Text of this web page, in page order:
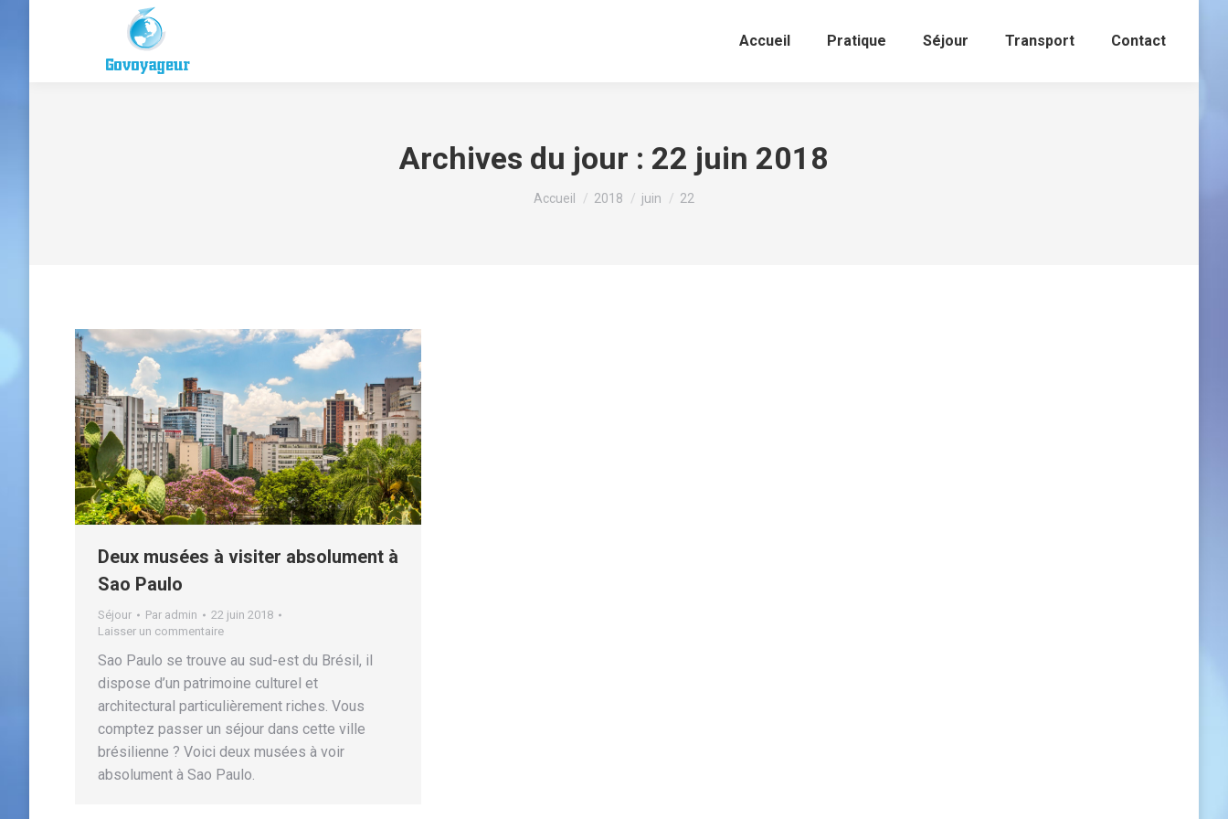
Accueil Pratique Séjour Transport Contact
Archives du jour : 22 juin 2018
Vous êtes ici :
Accueil 2018 juin 22
Deux musées à visiter absolument à
Sao Paulo
Séjour Par admin
22 juin 2018
Laisser un commentaire
Sao Paulo se trouve au sud-est du Brésil, il
dispose d’un patrimoine culturel et
architectural particulièrement riches. Vous
comptez passer un séjour dans cette ville
brésilienne ? Voici deux musées à voir
absolument à Sao Paulo.